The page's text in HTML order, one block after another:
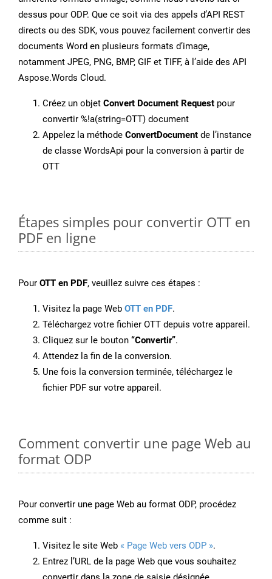
dessus pour ODP. Que ce soit via des appels d’API REST
directs ou des SDK, vous pouvez facilement convertir des
documents Word en plusieurs formats d’image,
notamment JPEG, PNG, BMP, GIF et TIFF, à l’aide des API
Aspose.Words Cloud.
Créez un objet Convert Document Request pour
convertir %!a(string=OTT) document
Appelez la méthode ConvertDocument de l’instance
de classe WordsApi pour la conversion à partir de
OTT
Étapes simples pour convertir OTT en
PDF en ligne
Pour OTT en PDF, veuillez suivre ces étapes :
Visitez la page Web OTT en PDF.
Téléchargez votre fichier OTT depuis votre appareil.
Cliquez sur le bouton “Convertir”.
Attendez la fin de la conversion.
Une fois la conversion terminée, téléchargez le
fichier PDF sur votre appareil.
Comment convertir une page Web au
format ODP
Pour convertir une page Web au format ODP, procédez
comme suit :
Visitez le site Web « Page Web vers ODP ».
Entrez l’URL de la page Web que vous souhaitez